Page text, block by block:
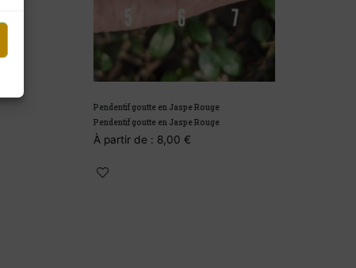
Pendentif goutte en Jaspe Rouge
Pendentif goutte en Jaspe Rouge
À partir de :8,00€